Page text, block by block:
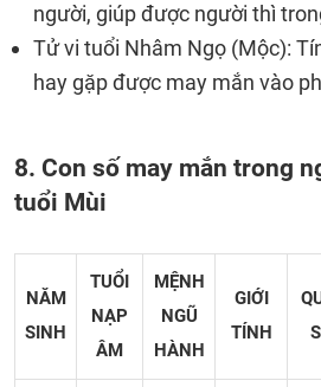
người, giúp được người thì
Tử vi tuổi Nhâm Ngọ (Mộc):
hay gặp được may mắn vào
8. Con số may mắn trong
tuổi Mùi
NĂM
SINH
TUỔI
NẠP
ÂM
MỆNH
NGŨ
HÀNH
GIỚI
TÍNH